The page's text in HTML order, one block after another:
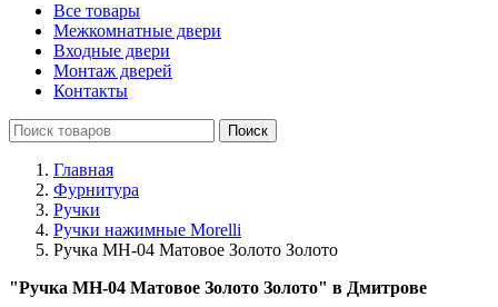
Все товары
Межкомнатные двери
Входные двери
Монтаж дверей
Контакты
Search
for:
Поиск
Главная
Фурнитура
Ручки
Ручки нажимные Morelli
Ручка MH-04 Матовое Золото Золото
"Ручка MH-04 Матовое Золото Золото" в Дмитрове